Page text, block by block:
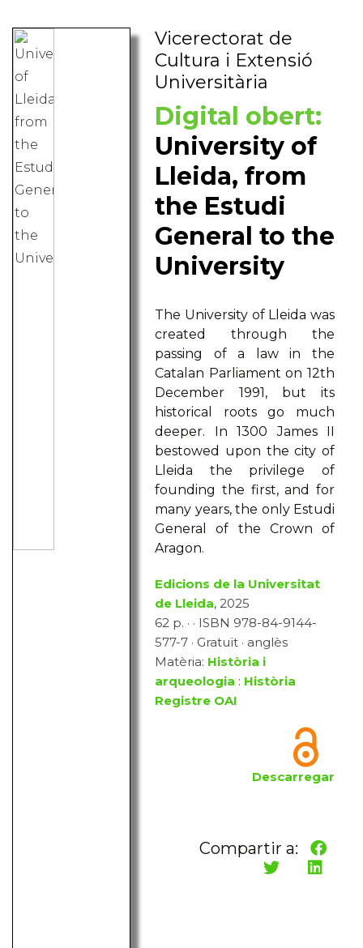
Vicerectorat de
Cultura i Extensió
Universitària
Digital obert:
University of
Lleida, from
the Estudi
General to the
University
The University of Lleida was
created through the
passing of a law in the
Catalan Parliament on 12th
December 1991, but its
historical roots go much
deeper. In 1300 James II
bestowed upon the city of
Lleida the privilege of
founding the first, and for
many years, the only Estudi
General of the Crown of
Aragon.
Edicions de la Universitat
de Lleida, 2025
62 p. · · ISBN 978-84-9144-
577-7 · Gratuït · anglès
Matèria: Història i
arqueologia : Història
Registre OAI
Descarregar
Compartir a: